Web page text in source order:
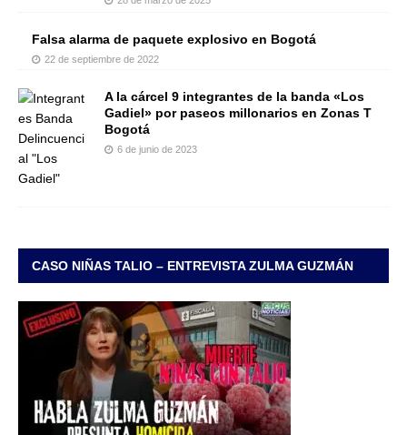
Falsa alarma de paquete explosivo en Bogotá
22 de septiembre de 2022
A la cárcel 9 integrantes de la banda «Los
Gadiel» por paseos millonarios en Zonas T
Bogotá
6 de junio de 2023
CASO NIÑAS TALIO – ENTREVISTA ZULMA GUZMÁN